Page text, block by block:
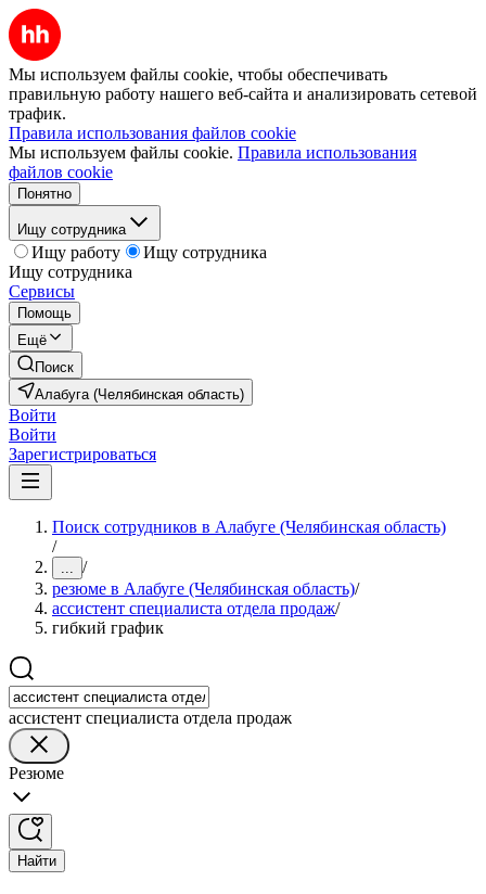
Мы используем файлы cookie, чтобы обеспечивать
правильную работу нашего веб-сайта и анализировать сетевой
трафик.
Правила использования файлов cookie
Мы используем файлы cookie. Правила использования
файлов cookie
Понятно
Ищу сотрудника
Ищу работу
Ищу сотрудника
Ищу сотрудника
Сервисы
Помощь
Ещё
Поиск
Алабуга (Челябинская область)
Войти
Войти
Зарегистрироваться
Поиск сотрудников в Алабуге (Челябинская область)
/
... /
резюме в Алабуге (Челябинская область)/
ассистент специалиста отдела продаж/
гибкий график
ассистент специалиста отдела продаж
Резюме
Найти